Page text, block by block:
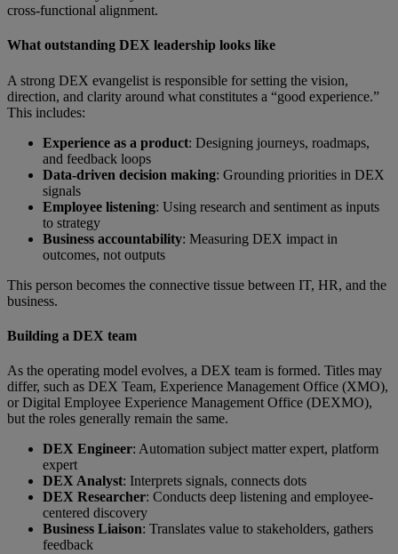
cross-functional alignment.
What outstanding DEX leadership looks like
A strong DEX evangelist is responsible for setting the vision,
direction, and clarity around what constitutes a “good experience.”
This includes:
Experience as a product: Designing journeys, roadmaps,
and feedback loops
Data-driven decision making: Grounding priorities in DEX
signals
Employee listening: Using research and sentiment as inputs
to strategy
Business accountability: Measuring DEX impact in
outcomes, not outputs
This person becomes the connective tissue between IT, HR, and the
business.
Building a DEX team
As the operating model evolves, a DEX team is formed. Titles may
differ, such as DEX Team, Experience Management Office (XMO),
or Digital Employee Experience Management Office (DEXMO),
but the roles generally remain the same.
DEX Engineer: Automation subject matter expert, platform
expert
DEX Analyst: Interprets signals, connects dots
DEX Researcher: Conducts deep listening and employee-
centered discovery
Business Liaison: Translates value to stakeholders, gathers
feedback